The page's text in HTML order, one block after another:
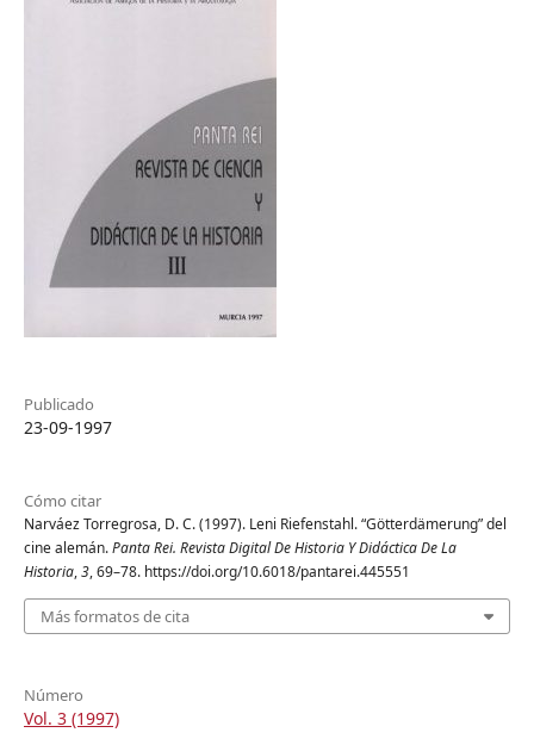
Publicado
23-09-1997
Cómo citar
Narváez Torregrosa, D. C. (1997). Leni Riefenstahl. “Götterdämerung” del
cine alemán.Panta Rei. Revista Digital De Historia Y Didáctica De La
Historia,3, 69–78. https://doi.org/10.6018/pantarei.445551
Más formatos de cita
Número
Vol. 3 (1997)